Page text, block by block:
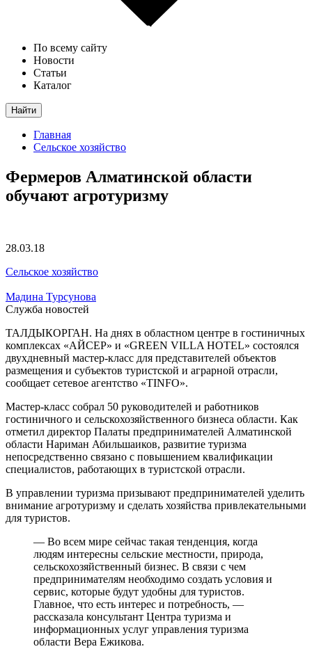
По всему сайту
Новости
Статьи
Каталог
Найти
Главная
Сельское хозяйство
Фермеров Алматинской области
обучают агротуризму
28.03.18
Сельское хозяйство
Мадина Турсунова
Служба новостей
ТАЛДЫКОРГАН. На днях в областном центре в гостиничных
комплексах «АЙСЕР» и «GREEN VILLA HOTEL» состоялся
двухдневный мастер-класс для представителей объектов
размещения и субъектов туристской и аграрной отрасли,
сообщает сетевое агентство «TINFO».
Мастер-класс собрал 50 руководителей и работников
гостиничного и сельскохозяйственного бизнеса области. Как
отметил директор Палаты предпринимателей Алматинской
области Нариман Абильшаиков, развитие туризма
непосредственно связано с повышением квалификации
специалистов, работающих в туристской отрасли.
В управлении туризма призывают предпринимателей уделить
внимание агротуризму и сделать хозяйства привлекательными
для туристов.
— Во всем мире сейчас такая тенденция, когда
людям интересны сельские местности, природа,
сельскохозяйственный бизнес. В связи с чем
предпринимателям необходимо создать условия и
сервис, которые будут удобны для туристов.
Главное, что есть интерес и потребность, —
рассказала консультант Центра туризма и
информационных услуг управления туризма
области Вера Ежикова.